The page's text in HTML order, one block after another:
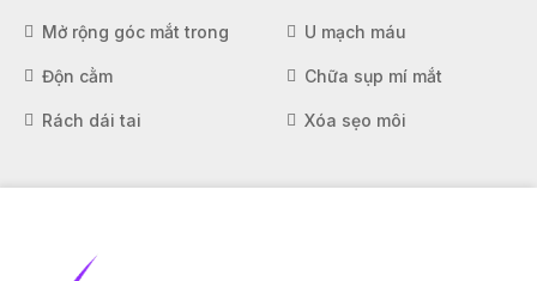
Mở rộng góc mắt trong U mạch máu
Độn cằm Chữa sụp mí mắt
Rách dái tai Xóa sẹo môi